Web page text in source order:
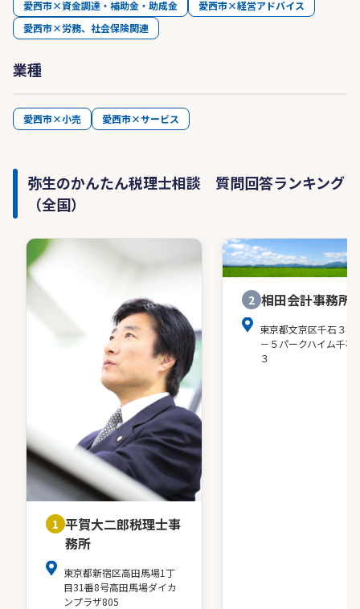
愛西市×資金調達・補助金・助成金
愛西市×経営アドバイス
愛西市×労務、社会保険関連
業種
愛西市×小売 愛西市×サービス
弥生のかんたん税理士相談 質問回答ランキング
（全国）
1 平賀大二郎税理士事
務所
東京都新宿区高田馬場1丁
目31番8号高田馬場ダイカ
ンプラザ805
2 相田会計事務所
東京都文京区千石３－
－５パークハイム千石
３